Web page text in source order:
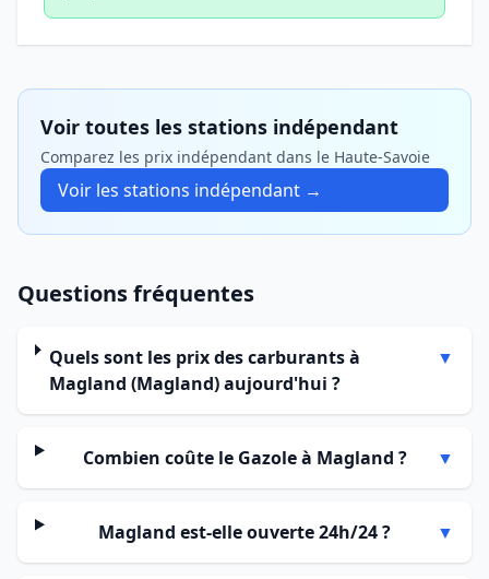
Voir toutes les stations indépendant
Comparez les prix indépendant dans le Haute-Savoie
Voir les stations indépendant →
Questions fréquentes
Quels sont les prix des carburants à
Magland (Magland) aujourd'hui ?
▼
Combien coûte le Gazole à Magland ? ▼
Magland est-elle ouverte 24h/24 ? ▼